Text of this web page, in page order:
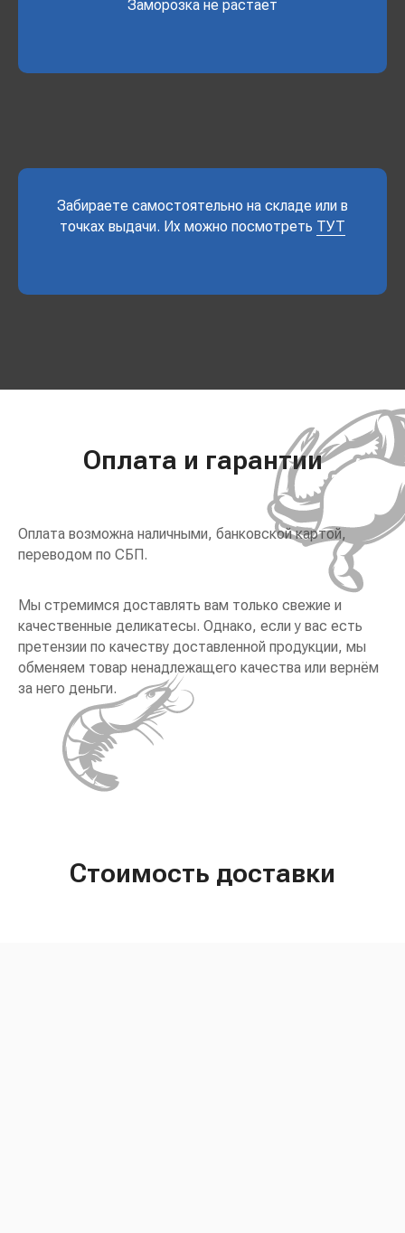
Заморозка не растает
Забираете самостоятельно на складе или в
точках выдачи. Их можно посмотреть ТУТ
Оплата и гарантии
Оплата возможна наличными, банковской картой,
переводом по СБП.
Мы стремимся доставлять вам только свежие и
качественные деликатесы. Однако, если у вас есть
претензии по качеству доставленной продукции, мы
обменяем товар ненадлежащего качества или вернём
за него деньги.
Стоимость доставки